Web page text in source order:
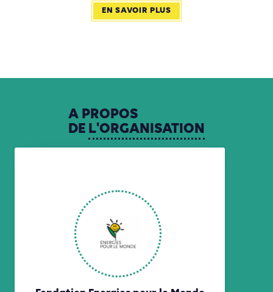
EN SAVOIR PLUS
A PROPOS
DE L'ORGANISATION